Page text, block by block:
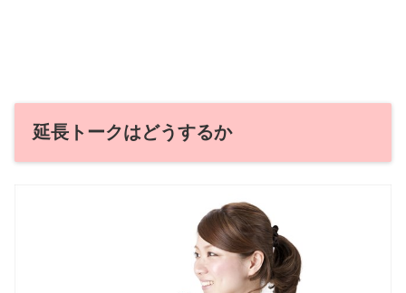
延長トークはどうするか